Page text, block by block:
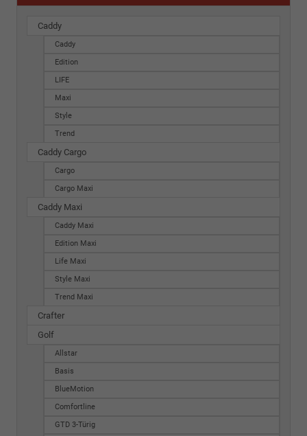
Caddy
Caddy
Edition
LIFE
Maxi
Style
Trend
Caddy Cargo
Cargo
Cargo Maxi
Caddy Maxi
Caddy Maxi
Edition Maxi
Life Maxi
Style Maxi
Trend Maxi
Crafter
Golf
Allstar
Basis
BlueMotion
Comfortline
GTD 3-Türig